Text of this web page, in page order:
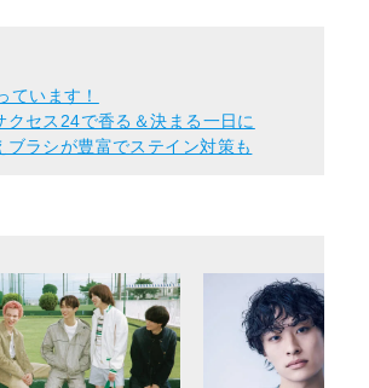
います！
セス24で香る＆決まる一日に
ラシが豊富でステイン対策も